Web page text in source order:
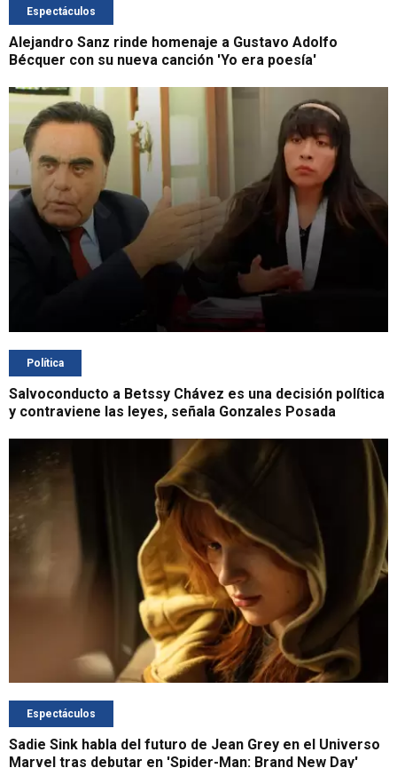
Espectáculos
Alejandro Sanz rinde homenaje a Gustavo Adolfo
Bécquer con su nueva canción 'Yo era poesía'
Política
Salvoconducto a Betssy Chávez es una decisión política
y contraviene las leyes, señala Gonzales Posada
Espectáculos
Sadie Sink habla del futuro de Jean Grey en el Universo
Marvel tras debutar en 'Spider-Man: Brand New Day'